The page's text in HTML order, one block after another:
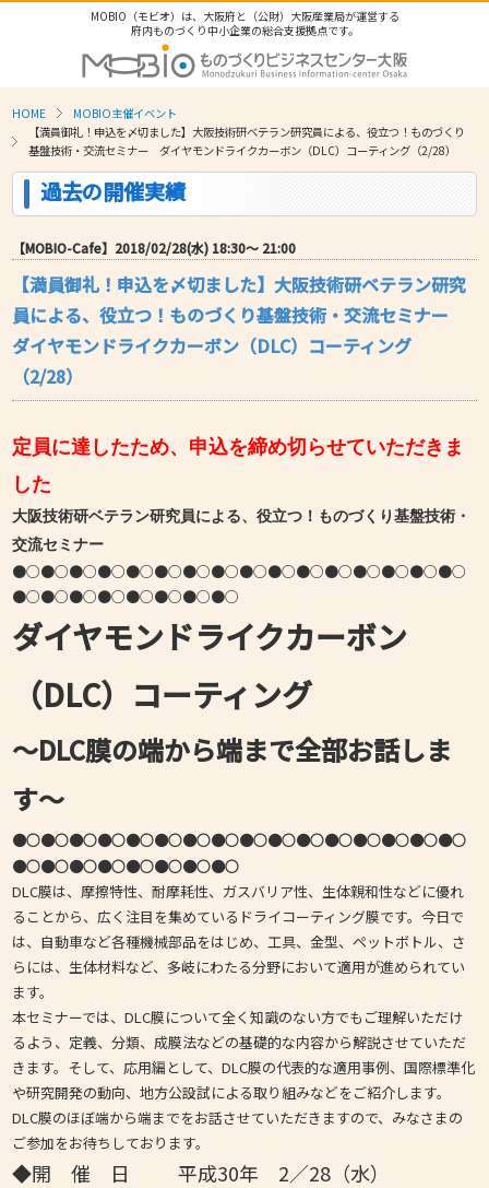
MOBIO（モビオ）は、大阪府と（公財）大阪産業局が運営する
府内ものづくり中小企業の総合支援拠点です。
HOME
MOBIO主催イベント
【満員御礼！申込を〆切ました】大阪技術研ベテラン研究員による、役立つ！ものづくり
基盤技術・交流セミナー ダイヤモンドライクカーボン（DLC）コーティング（2/28）
過去の開催実績
【MOBIO-Cafe】2018/02/28(水) 18:30〜 21:00
【満員御礼！申込を〆切ました】大阪技術研ベテラン研究
員による、役立つ！ものづくり基盤技術・交流セミナー
ダイヤモンドライクカーボン（DLC）コーティング
（2/28）
定員に達したため、申込を締め切らせていただきま
した
大阪技術研ベテラン研究員による、役立つ！ものづくり基盤技術・
交流セミナー
●○●○●○●○●○●○●○●○●○●○●○●○●○●○●○●○
●○●○●○●○●○●○●○●○
ダイヤモンドライクカーボン
（DLC）コーティング
～DLC膜の端から端まで全部お話しま
す～
●○●○●○●○●○●○●○●○●○●○●○●○●○●○●○●○
●○●○●○●○●○●○●○●○
DLC膜は、摩擦特性、耐摩耗性、ガスバリア性、生体親和性などに優れ
ることから、広く注目を集めているドライコーティング膜です。今日で
は、自動車など各種機械部品をはじめ、工具、金型、ペットボトル、さ
らには、生体材料など、多岐にわたる分野において適用が進められてい
ます。
本セミナーでは、DLC膜について全く知識のない方でもご理解いただけ
るよう、定義、分類、成膜法などの基礎的な内容から解説させていただ
きます。そして、応用編として、DLC膜の代表的な適用事例、国際標準化
や研究開発の動向、地方公設試による取り組みなどをご紹介します。
DLC膜のほぼ端から端までをお話させていただきますので、みなさまの
ご参加をお待ちしております。
◆開 催 日 平成30年 2／28（水）